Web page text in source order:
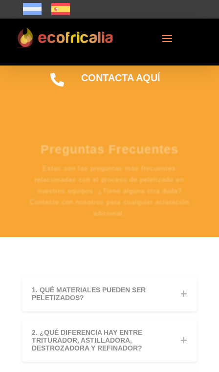
 CONTACTA AQUÍ
Preguntas Frecuentes
Estas son las preguntas más frecuentes
relacionadas con el proceso de peletizado en
nuestros equipos. ¿Tiene alguna otra duda?
Contacte con nosotros para cualquier aclaración
adicional.
1. QUÉ MATERIALES PUEDEN SER
PELETIZADOS?
2. ¿QUÉ DIFERENCIA HAY ENTRE
TRITURADOR, ASTILLADORA,
DESTROZADORA Y REFINADOR?